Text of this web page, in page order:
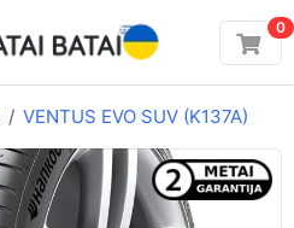
0
VENTUS EVO SUV (K137A)